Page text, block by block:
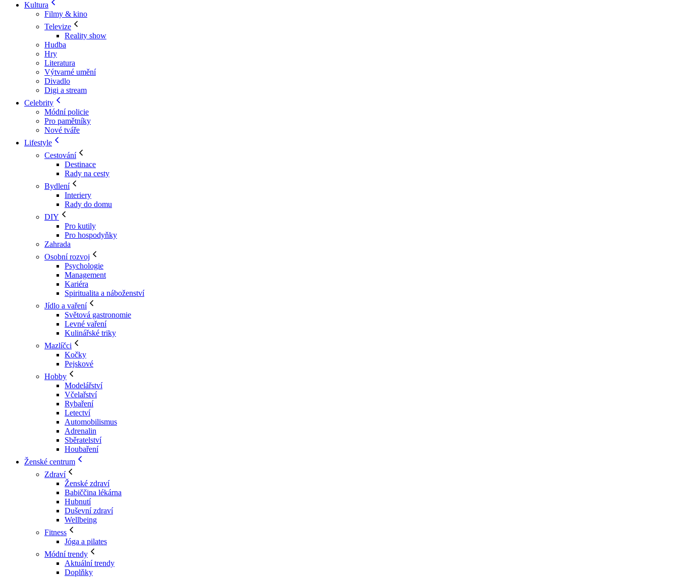
Kultura
Filmy & kino
Televize
Reality show
Hudba
Hry
Literatura
Výtvarné umění
Divadlo
Digi a stream
Celebrity
Módní policie
Pro pamětníky
Nové tváře
Lifestyle
Cestování
Destinace
Rady na cesty
Bydlení
Interiery
Rady do domu
DIY
Pro kutily
Pro hospodyňky
Zahrada
Osobní rozvoj
Psychologie
Management
Kariéra
Spiritualita a náboženství
Jídlo a vaření
Světová gastronomie
Levné vaření
Kulinářské triky
Mazlíčci
Kočky
Pejskové
Hobby
Modelářství
Včelařství
Rybaření
Letectví
Automobilismus
Adrenalin
Sběratelství
Houbaření
Ženské centrum
Zdraví
Ženské zdraví
Babiččina lékárna
Hubnutí
Duševní zdraví
Wellbeing
Fitness
Jóga a pilates
Módní trendy
Aktuální trendy
Doplňky